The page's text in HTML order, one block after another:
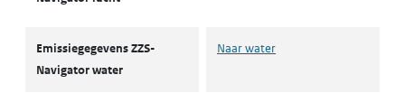
Emissiegegevens ZZS-
Navigator water
Naar water